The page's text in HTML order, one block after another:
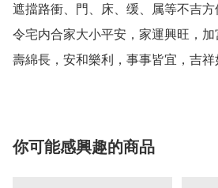
遮擋路衝、門、床、缓、属等不吉方
令宅内合家大小平安，家運興旺，
壽綿長，安和樂利，事事皆宜，吉祥
你可能感興趣的商品